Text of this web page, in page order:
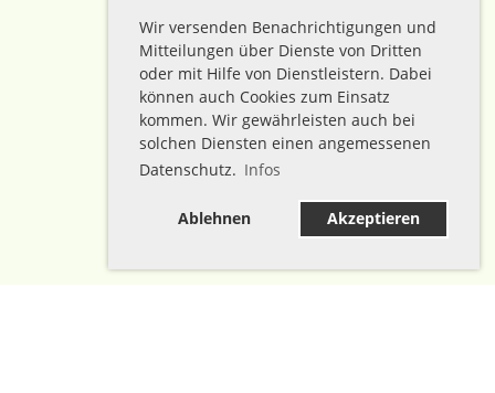
Wir versenden Benachrichtigungen und
Mitteilungen über Dienste von Dritten
oder mit Hilfe von Dienstleistern. Dabei
können auch Cookies zum Einsatz
kommen. Wir gewährleisten auch bei
solchen Diensten einen angemessenen
Datenschutz. Infos
Ablehnen Akzeptieren